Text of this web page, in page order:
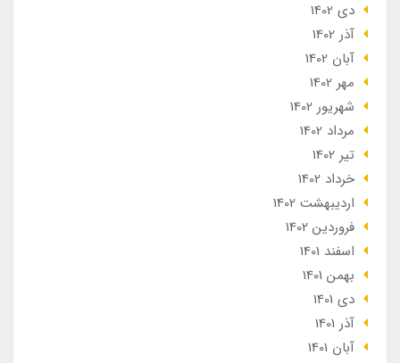
دی 1402
آذر 1402
آبان 1402
مهر 1402
شهریور 1402
مرداد 1402
تير 1402
خرداد 1402
ارديبهشت 1402
فروردین 1402
اسفند 1401
بهمن 1401
دی 1401
آذر 1401
آبان 1401